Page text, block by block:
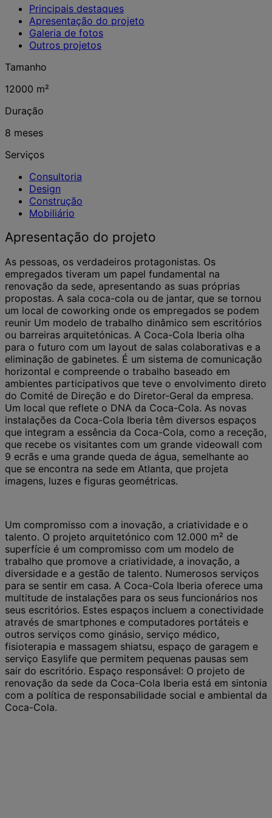
Principais destaques
Apresentação do projeto
Galeria de fotos
Outros projetos
Tamanho
12000 m²
Duração
8 meses
Serviços
Consultoria
Design
Construção
Mobiliário
Apresentação do projeto
As pessoas, os verdadeiros protagonistas. Os
empregados tiveram um papel fundamental na
renovação da sede, apresentando as suas próprias
propostas. A sala coca-cola ou de jantar, que se tornou
um local de coworking onde os empregados se podem
reunir Um modelo de trabalho dinâmico sem escritórios
ou barreiras arquitetónicas. A Coca-Cola Iberia olha
para o futuro com um layout de salas colaborativas e a
eliminação de gabinetes. É um sistema de comunicação
horizontal e compreende o trabalho baseado em
ambientes participativos que teve o envolvimento direto
do Comité de Direção e do Diretor-Geral da empresa.
Um local que reflete o DNA da Coca-Cola. As novas
instalações da Coca-Cola Iberia têm diversos espaços
que integram a essência da Coca-Cola, como a receção,
que recebe os visitantes com um grande videowall com
9 ecrãs e uma grande queda de água, semelhante ao
que se encontra na sede em Atlanta, que projeta
imagens, luzes e figuras geométricas.
Um compromisso com a inovação, a criatividade e o
talento. O projeto arquitetónico com 12.000 m² de
superfície é um compromisso com um modelo de
trabalho que promove a criatividade, a inovação, a
diversidade e a gestão de talento. Numerosos serviços
para se sentir em casa. A Coca-Cola Iberia oferece uma
multitude de instalações para os seus funcionários nos
seus escritórios. Estes espaços incluem a conectividade
através de smartphones e computadores portáteis e
outros serviços como ginásio, serviço médico,
fisioterapia e massagem shiatsu, espaço de garagem e
serviço Easylife que permitem pequenas pausas sem
sair do escritório. Espaço responsável: O projeto de
renovação da sede da Coca-Cola Iberia está em sintonia
com a política de responsabilidade social e ambiental da
Coca-Cola.